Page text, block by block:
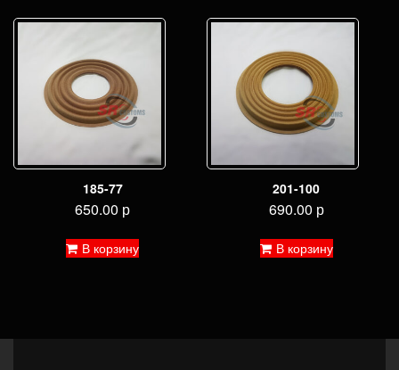
185-77
650.00 р
В корзину
201-100
690.00 р
В корзину